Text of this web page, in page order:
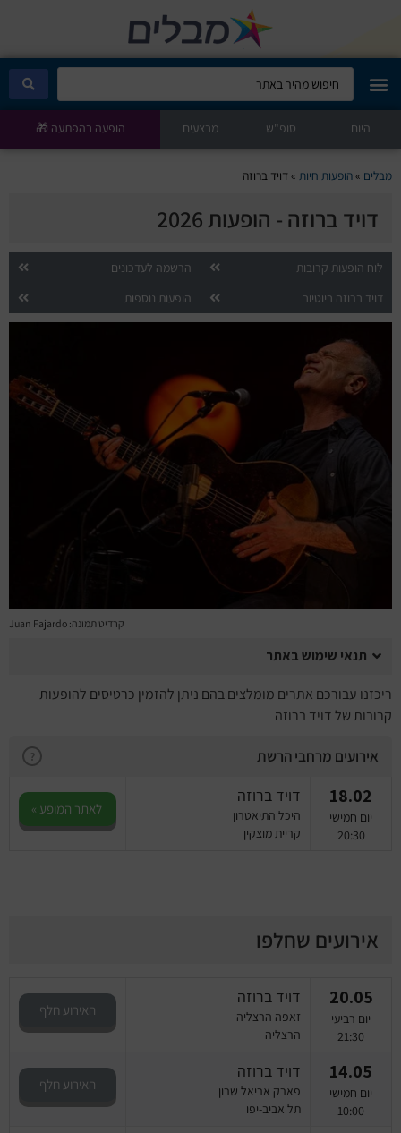
מבלים קלאב
הופעות היום
סטנדאפ
הצגות ילדים
הופעות חיות
הצגות תיאטרון
מחזות זמר
מחול ובלט
קונצרטים
הרצאות
היום סופ"ש מבצעים הופעה בהפתעה 🎁
מבלים »הופעות חיות » דויד ברוזה
דויד ברוזה - הופעות 2026
לוח הופעות קרובות
הרשמה לעדכונים
דויד ברוזה ביוטיוב
הופעות נוספות
קרדיט תמונה: Juan Fajardo
תנאי שימוש באתר
ריכזנו עבורכם אתרים מומלצים בהם ניתן להזמין כרטיסים להופעות
קרובות של דויד ברוזה
אירועים מרחבי הרשת ?
18.02
יום חמישי
20:30
דויד ברוזה
היכל התיאטרון
קריית מוצקין
לאתר המופע »
אירועים שחלפו
20.05
יום רביעי
21:30
דויד ברוזה
זאפה הרצליה
הרצליה
האירוע חלף
14.05
יום חמישי
10:00
דויד ברוזה
פארק אריאל שרון
תל אביב-יפו
האירוע חלף